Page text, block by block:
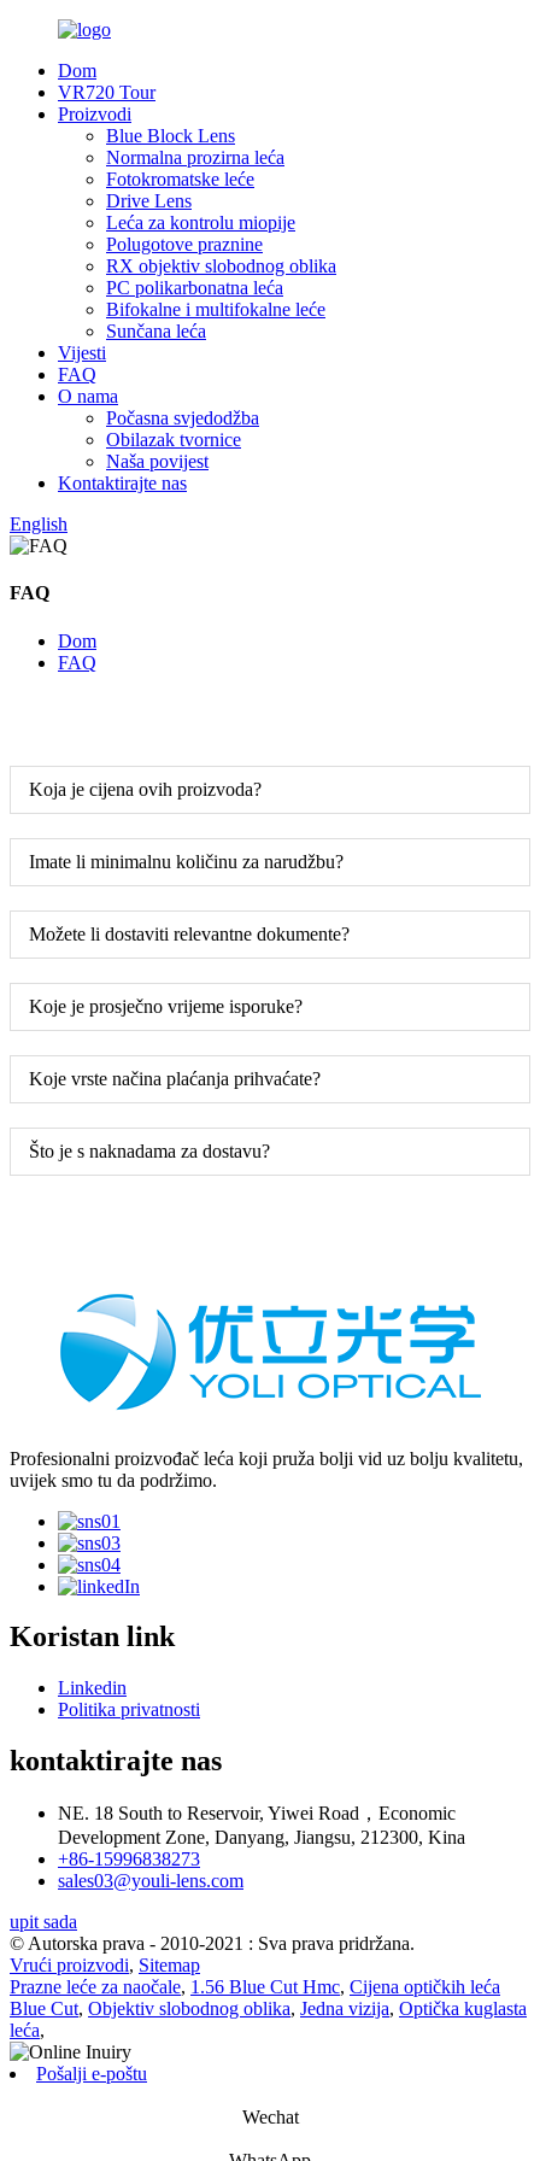
Dom
VR720 Tour
Proizvodi
Blue Block Lens
Normalna prozirna leća
Fotokromatske leće
Drive Lens
Leća za kontrolu miopije
Polugotove praznine
RX objektiv slobodnog oblika
PC polikarbonatna leća
Bifokalne i multifokalne leće
Sunčana leća
Vijesti
FAQ
O nama
Počasna svjedodžba
Obilazak tvornice
Naša povijest
Kontaktirajte nas
English
FAQ
Dom
FAQ
Koja je cijena ovih proizvoda?
Imate li minimalnu količinu za narudžbu?
Možete li dostaviti relevantne dokumente?
Koje je prosječno vrijeme isporuke?
Koje vrste načina plaćanja prihvaćate?
Što je s naknadama za dostavu?
Profesionalni proizvođač leća koji pruža bolji vid uz bolju kvalitetu,
uvijek smo tu da podržimo.
Koristan link
Linkedin
Politika privatnosti
kontaktirajte nas
NE. 18 South to Reservoir, Yiwei Road，Economic
Development Zone, Danyang, Jiangsu, 212300, Kina
+86-15996838273
sales03@youli-lens.com
upit sada
© Autorska prava - 2010-2021 : Sva prava pridržana.
Vrući proizvodi, Sitemap
Prazne leće za naočale, 1.56 Blue Cut Hmc, Cijena optičkih leća
Blue Cut, Objektiv slobodnog oblika, Jedna vizija, Optička kuglasta
leća,
Pošalji e-poštu
Wechat